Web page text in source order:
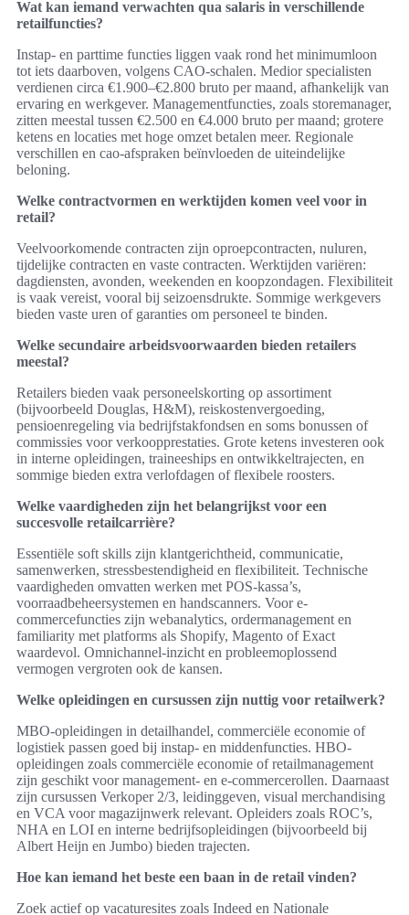
Wat kan iemand verwachten qua salaris in verschillende
retailfuncties?
Instap- en parttime functies liggen vaak rond het minimumloon
tot iets daarboven, volgens CAO-schalen. Medior specialisten
verdienen circa €1.900–€2.800 bruto per maand, afhankelijk van
ervaring en werkgever. Managementfuncties, zoals storemanager,
zitten meestal tussen €2.500 en €4.000 bruto per maand; grotere
ketens en locaties met hoge omzet betalen meer. Regionale
verschillen en cao-afspraken beïnvloeden de uiteindelijke
beloning.
Welke contractvormen en werktijden komen veel voor in
retail?
Veelvoorkomende contracten zijn oproepcontracten, nuluren,
tijdelijke contracten en vaste contracten. Werktijden variëren:
dagdiensten, avonden, weekenden en koopzondagen. Flexibiliteit
is vaak vereist, vooral bij seizoensdrukte. Sommige werkgevers
bieden vaste uren of garanties om personeel te binden.
Welke secundaire arbeidsvoorwaarden bieden retailers
meestal?
Retailers bieden vaak personeelskorting op assortiment
(bijvoorbeeld Douglas, H&M), reiskostenvergoeding,
pensioenregeling via bedrijfstakfondsen en soms bonussen of
commissies voor verkoopprestaties. Grote ketens investeren ook
in interne opleidingen, traineeships en ontwikkeltrajecten, en
sommige bieden extra verlofdagen of flexibele roosters.
Welke vaardigheden zijn het belangrijkst voor een
succesvolle retailcarrière?
Essentiële soft skills zijn klantgerichtheid, communicatie,
samenwerken, stressbestendigheid en flexibiliteit. Technische
vaardigheden omvatten werken met POS-kassa’s,
voorraadbeheersystemen en handscanners. Voor e-
commercefuncties zijn webanalytics, ordermanagement en
familiarity met platforms als Shopify, Magento of Exact
waardevol. Omnichannel-inzicht en probleemoplossend
vermogen vergroten ook de kansen.
Welke opleidingen en cursussen zijn nuttig voor retailwerk?
MBO-opleidingen in detailhandel, commerciële economie of
logistiek passen goed bij instap- en middenfuncties. HBO-
opleidingen zoals commerciële economie of retailmanagement
zijn geschikt voor management- en e-commercerollen. Daarnaast
zijn cursussen Verkoper 2/3, leidinggeven, visual merchandising
en VCA voor magazijnwerk relevant. Opleiders zoals ROC’s,
NHA en LOI en interne bedrijfsopleidingen (bijvoorbeeld bij
Albert Heijn en Jumbo) bieden trajecten.
Hoe kan iemand het beste een baan in de retail vinden?
Zoek actief op vacaturesites zoals Indeed en Nationale